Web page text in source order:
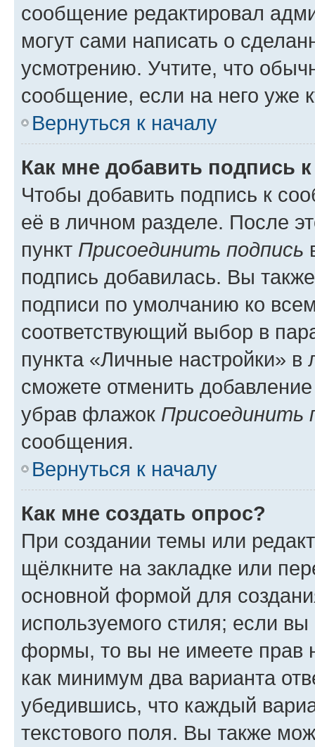
сообщение редактировал
могут сами написать о
усмотрению. Учтите, что
сообщение, если на него уже
Вернуться к началу
Как мне добавить подпись
Чтобы добавить подпись к
её в личном разделе. После
пункт Присоединить подпись
подпись добавилась. Вы
подписи по умолчанию ко
соответствующий выбор в
пункта «Личные настройки»
сможете отменить
убрав флажок Присоединить
сообщения.
Вернуться к началу
Как мне создать опрос?
При создании темы или
щёлкните на закладке или
основной формой для
используемого стиля; если
формы, то вы не имеете прав
как минимум два варианта
убедившись, что каждый
текстового поля. Вы также